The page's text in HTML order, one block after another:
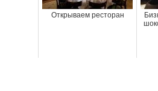
Открываем ресторан